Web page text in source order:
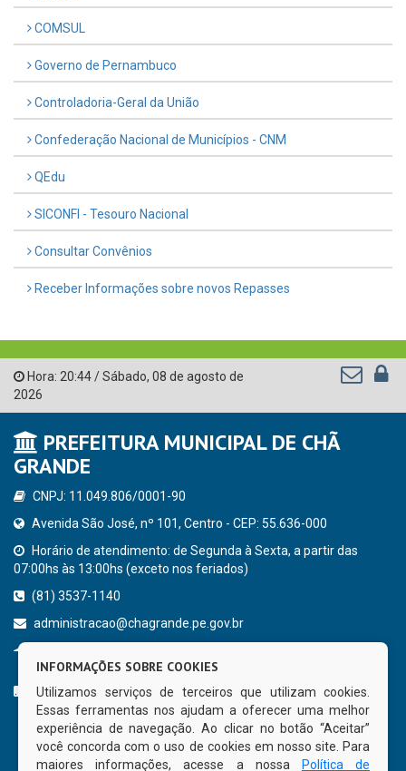
COMSUL
Governo de Pernambuco
Controladoria-Geral da União
Confederação Nacional de Municípios - CNM
QEdu
SICONFI - Tesouro Nacional
Consultar Convênios
Receber Informações sobre novos Repasses
Hora: 20:44/Sábado, 08 de agosto de
2026
PREFEITURA MUNICIPAL DE CHÃ
GRANDE
CNPJ: 11.049.806/0001-90
Avenida São José, nº 101, Centro - CEP: 55.636-000
Horário de atendimento: de Segunda à Sexta, a partir das
07:00hs às 13:00hs (exceto nos feriados)
(81) 3537-1140
administracao@chagrande.pe.gov.br
CURTA NOSSA FAN PAGE
INFORMAÇÕES SOBRE COOKIES
Utilizamos serviços de terceiros que utilizam cookies.
Essas ferramentas nos ajudam a oferecer uma melhor
experiência de navegação. Ao clicar no botão “Aceitar”
você concorda com o uso de cookies em nosso site. Para
maiores informações, acesse a nossa
Política de